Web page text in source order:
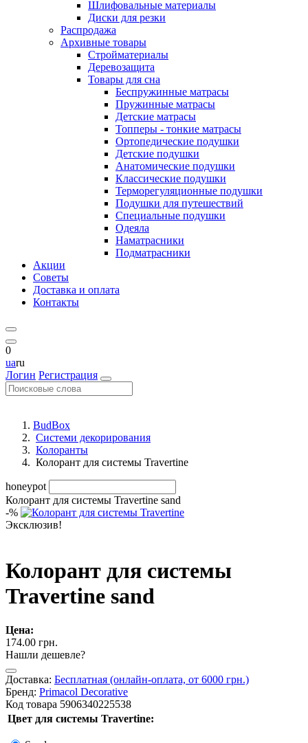
Шлифовальные материалы
Диски для резки
Распродажа
Архивные товары
Стройматериалы
Деревозащита
Товары для сна
Беспружинные матрасы
Пружинные матрасы
Детские матрасы
Топперы - тонкие матрасы
Ортопедические подушки
Детские подушки
Анатомические подушки
Классические подушки
Терморегуляционные подушки
Подушки для путешествий
Специальные подушки
Одеяла
Наматрасники
Подматрасники
Акции
Советы
Доставка и оплата
Контакты
0
uaru
Логин Регистрация
BudBox
Системи декорирования
Колоранты
Колорант для системы Travertine
honeypot
Колорант для системы Travertine sand
-%
Эксклюзив!
Колорант для системы
Travertine sand
Цена:
174.00 грн.
Нашли дешевле?
Доставка: Бесплатная (онлайн-оплата, от 6000 грн.)
Бренд: Primacol Decorative
Код товара 5906340225538
Цвет для системы Travertine: